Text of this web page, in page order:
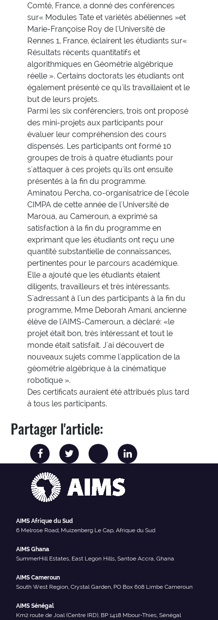
Comté, France, a donné des conférences
sur« Modules Tate et variétés abéliennes »et
Marie-Françoise Roy de l'Université de
Rennes 1, France, éclairent les étudiants sur«
Résultats récents quantitatifs et
algorithmiques en Géométrie algébrique
réelle ». Certains doctorats les étudiants ont
également présenté ce qu'ils travaillaient et le
but de leurs projets.
Parmi les six conférenciers, trois ont proposé
des mini-projets aux participants pour
évaluer leur compréhension des cours
dispensés. Les participants ont formé 10
groupes de trois à quatre étudiants pour
s'attaquer à ces projets qu'ils ont ensuite
présentés à la fin du programme.
Aminatou Percha, co-organisatrice de l'école
CIMPA de cette année de l'Université de
Maroua, au Cameroun, a exprimé sa
satisfaction à la fin du programme en
exprimant que les étudiants ont reçu une
quantité substantielle de connaissances,
pertinentes pour le parcours académique.
Elle a ajouté que les étudiants étaient
diligents, travailleurs et très intéressants.
S'adressant à l'un des participants à la fin du
programme, Mme Deborah Amani, ancienne
élève de l'AIMS-Cameroun, a déclaré: «le
projet était bon, très intéressant et tout le
monde était satisfait. J'ai découvert de
nouveaux sujets comme l'application de la
géométrie algébrique à la cinématique
robotique ».
Des certificats auraient été attribués plus tard
à tous les participants.
Partager l'article:
AIMS Afrique du Sud
6 Melrose Road, Muizenberg Le Cap, Afrique du Sud
AIMS Ghana
SummerHill Estates, East Legon Hills, Santoe Accra, Ghana
AIMS Cameroun
South West Region, Crystal Garden, PO Box 608 Limbe Cameroun
AIMS Sénégal
Km2 route de Joal (Centre IRD), BP 1418 Mbour-Thies, Sénégal